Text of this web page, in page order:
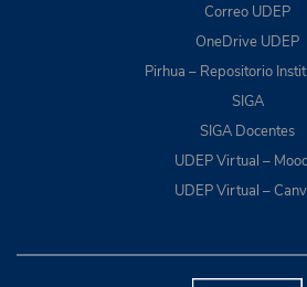
Correo UDEP
OneDrive UDEP
Pirhua – Repositorio
SIGA
SIGA Docentes
UDEP Virtual –
UDEP Virtual –